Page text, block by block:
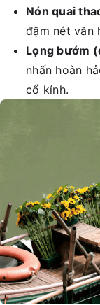
Nón quai
đậm nét văn
Lọng bướm
nhấn hoàn
cổ kính.